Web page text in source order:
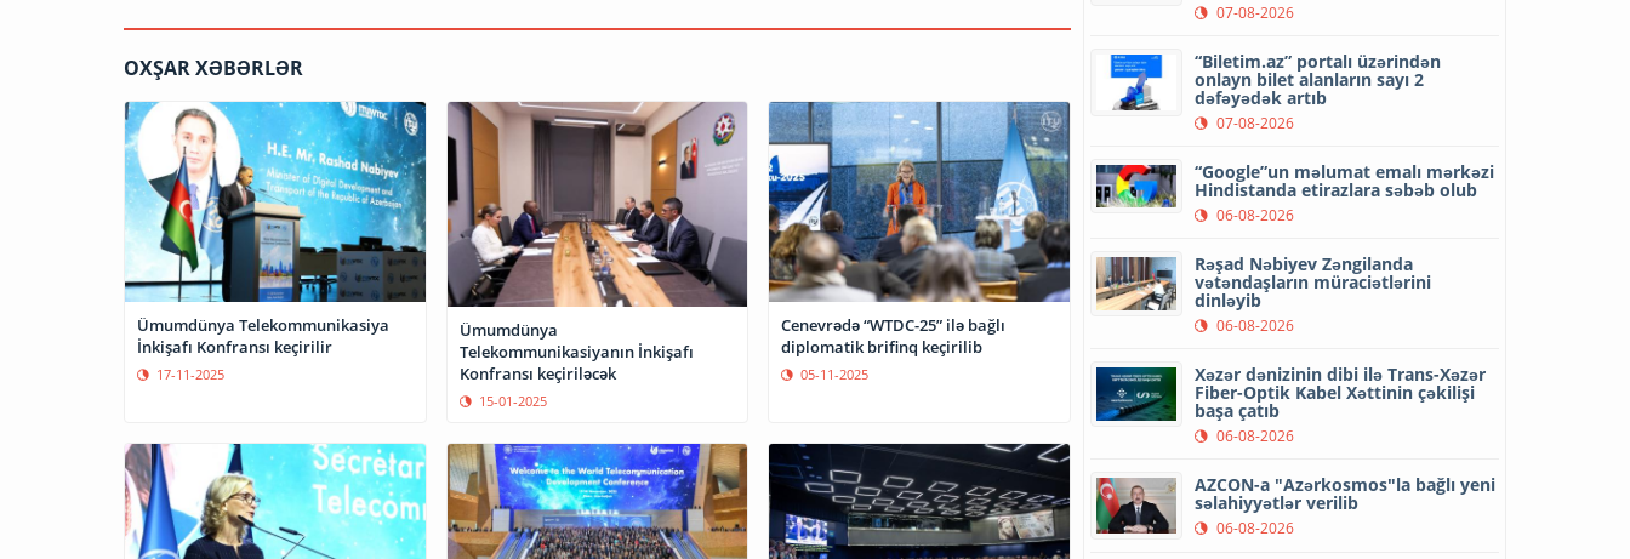
OXŞAR XƏBƏRLƏR
Ümumdünya Telekommunikasiya
İnkişafı Konfransı keçirilir
17-11-2025
Ümumdünya
Telekommunikasiyanın İnkişafı
Konfransı keçiriləcək
15-01-2025
Cenevrədə “WTDC-25” ilə bağlı
diplomatik brifinq keçirilib
05-11-2025
07-08-2026
“Biletim.az” portalı üzərindən
onlayn bilet alanların sayı 2
dəfəyədək artıb
07-08-2026
“Google”un məlumat emalı mərkəzi
Hindistanda etirazlara səbəb olub
06-08-2026
Rəşad Nəbiyev Zəngilanda
vətəndaşların müraciətlərini
dinləyib
06-08-2026
Xəzər dənizinin dibi ilə Trans-Xəzər
Fiber-Optik Kabel Xəttinin çəkilişi
başa çatıb
06-08-2026
AZCON-a "Azərkosmos"la bağlı yeni
səlahiyyətlər verilib
06-08-2026